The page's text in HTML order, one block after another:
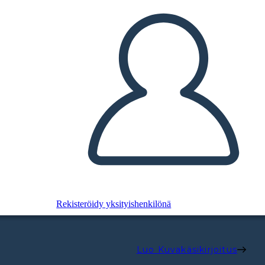
Rekisteröidy yksityishenkilönä
Luo Kuvakäsikirjoitus